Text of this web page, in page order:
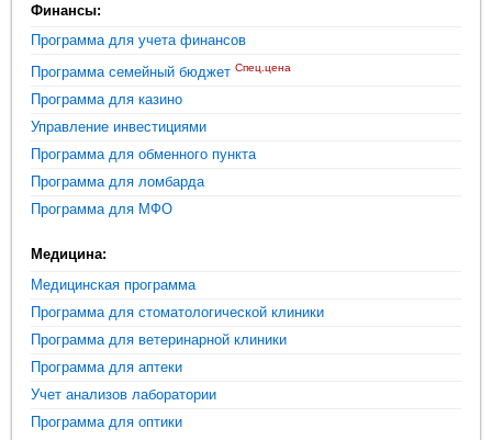
Финансы:
Программа для учета финансов
Программа семейный бюджет Спец.цена
Программа для казино
Управление инвестициями
Программа для обменного пункта
Программа для ломбарда
Программа для МФО
Медицина:
Медицинская программа
Программа для стоматологической клиники
Программа для ветеринарной клиники
Программа для аптеки
Учет анализов лаборатории
Программа для оптики